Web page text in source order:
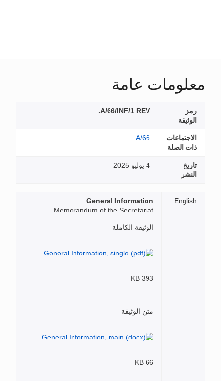
معلومات عامة
رمز
الوثيقة
A/66/INF/1 REV.
الاجتماعات
ذات الصلة
A/66
تاريخ
النشر
4 يوليو 2025
English
General Information
Memorandum of the Secretariat
الوثيقة الكاملة
393 KB
متن الوثيقة
66 KB